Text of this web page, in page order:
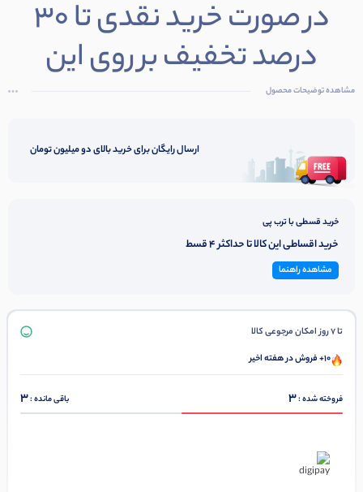
در صورت خرید نقدی تا 30
درصد تخفیف بر روی این
با فروشگاه تماس بگیرید!!!!
مشاهده توضیحات محصول
ارسال رایگان برای خرید بالای دو میلیون تومان
خرید قسطی با ترب پی
خرید اقساطی این کالا تا حداکثر 4 قسط
مشاهده راهنما
تا 7 روز امکان مرجوعی کالا
10+ فروش در هفته اخیر
فروخته شده :3 باقی مانده :3